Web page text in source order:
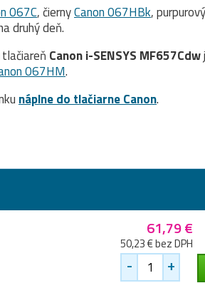
067C, čiernyCanon 067HBk, purpurový
druhý deň.
Canon i-SENSYS MF657Cdw
067HM.
náplne do tlačiarne Canon.
61,79 €
50,23 € bez DPH
- +